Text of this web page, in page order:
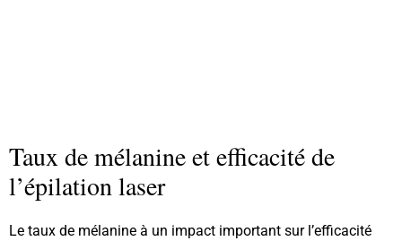
Taux de mélanine et efficacité de
l’épilation laser
Le taux de mélanine à un impact important sur l’efficacité